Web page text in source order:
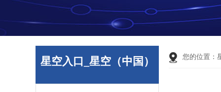
星空入口_星空（中国） 您的位置：